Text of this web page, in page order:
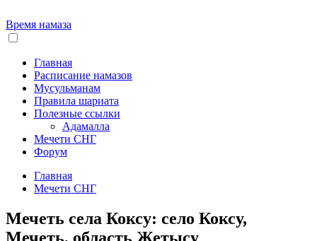
Время намаза
Главная
Расписание намазов
Мусульманам
Правила шариата
Полезные ссылки
Адамалла
Мечети СНГ
Форум
Главная
Мечети СНГ
Мечеть села Коксу: село Коксу,